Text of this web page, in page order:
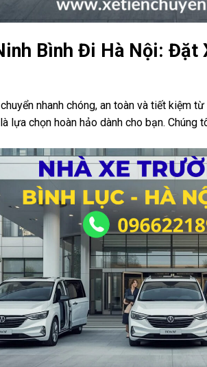
Bình Đi Hà Nội: Đặt
nhanh chóng, an toàn và tiết kiệm từ
lựa chọn hoàn hảo dành cho bạn.